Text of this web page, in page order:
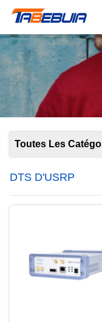
Toutes Les
DTS D'USRP